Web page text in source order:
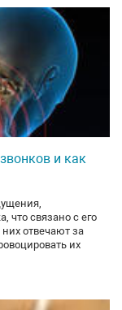
и как
что связано с его
отвечают за
их